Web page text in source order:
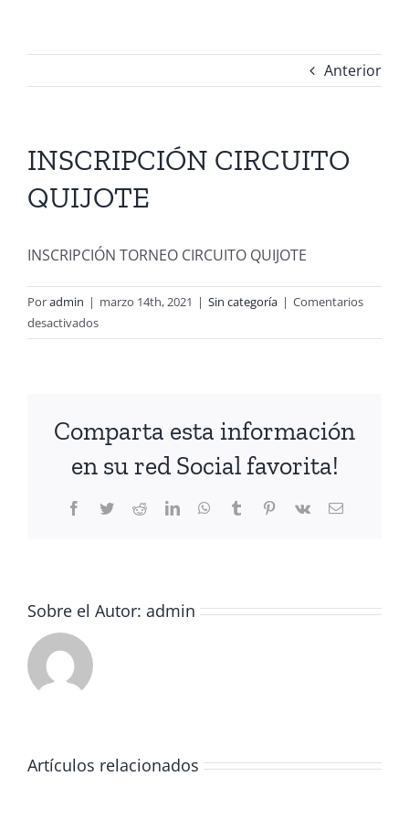
Anterior
INSCRIPCIÓN CIRCUITO
QUIJOTE
INSCRIPCIÓN TORNEO CIRCUITO QUIJOTE
Poradmin | marzo 14th, 2021 | Sin categoría | Comentarios
desactivadosen
INSCRIPCIÓN
Comparta esta información
en su red Social favorita!
Facebook
TwitterRedditLinkedInWhatsApp
TumblrPinterest
Vk
Correo
Sobre el Autor: admin
Artículos relacionados